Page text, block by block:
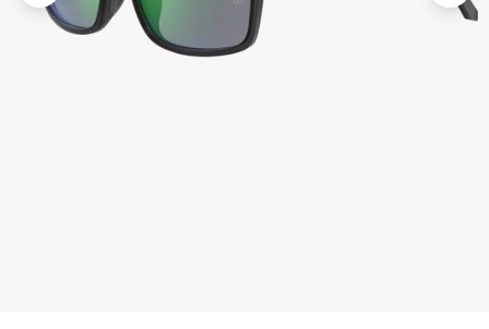
Üye Olmadan Devam Et